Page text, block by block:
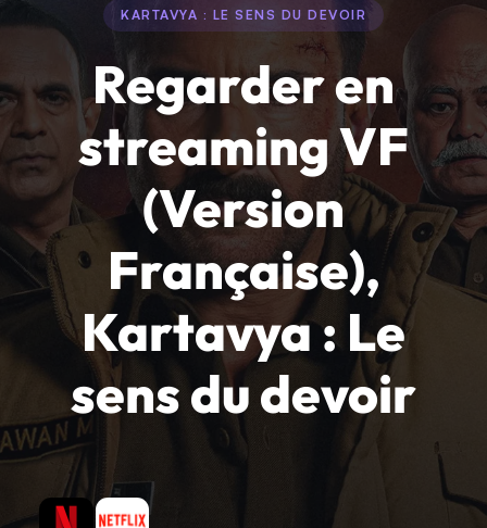
KARTAVYA : LE SENS DU DEVOIR
Regarder en
streaming VF
(Version
Française),
Kartavya : Le
sens du devoir